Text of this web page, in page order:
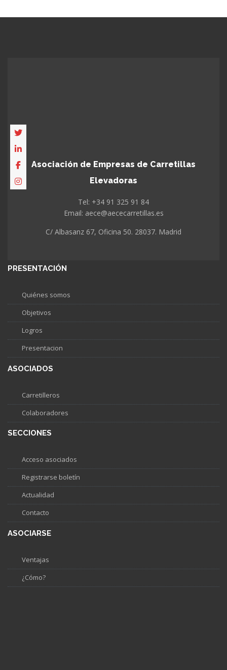
Asociación de Empresas de Carretillas
Elevadoras
Tel: +34 91 325 91 84
Email: aece@aececarretillas.es
C/ Albasanz 67, Oficina 50. 28037. Madrid
PRESENTACIÓN
Quiénes somos
Objetivos
Logros
Presentacion
ASOCIADOS
Carretilleros
Colaboradores
SECCIONES
Acceso asociados
Registrarse boletín
Actualidad
Contacto
ASOCIARSE
Ventajas
¿Cómo?